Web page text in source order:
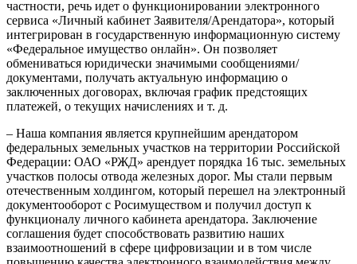
частности, речь идет о функционировании электронного
сервиса «Личный кабинет Заявителя/Арендатора», который
интегрирован в государственную информационную систему
«Федеральное имущество онлайн». Он позволяет
обмениваться юридически значимыми сообщениями/
документами, получать актуальную информацию о
заключенных договорах, включая график предстоящих
платежей, о текущих начислениях и т. д.
– Наша компания является крупнейшим арендатором
федеральных земельных участков на территории Российской
Федерации: ОАО «РЖД» арендует порядка 16 тыс. земельных
участков полосы отвода железных дорог. Мы стали первым
отечественным холдингом, который перешел на электронный
документооборот с Росимуществом и получил доступ к
функционалу личного кабинета арендатора. Заключение
соглашения будет способствовать развитию наших
взаимоотношений в сфере цифровизации и в том числе